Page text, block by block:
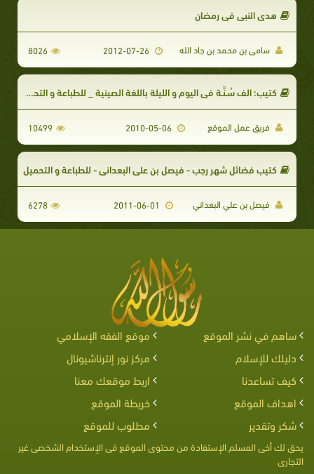
هدى النبى فى رمضان
سامى بن محمد بن جاد الله 8026
كتيب: الف سُـنَّـة في اليوم و الليلة باللغة الصينية _ للطباعة و التحميل
فريق عمل الموقع 10499
كتيب فضائل شهر رجب - فيصل بن علي البعداني - للطباعة و التحميل
فيصل بن علي البعداني 6278
ساهم في نشر الموقع
موقع الفقه الإسلامي
دليلك للإسلام
مركز نور إنترناشيونال
كيف تساعدنا
اربط موقعك معنا
اهداف الموقع
خريطة الموقع
شكر وتقدير
مطلوب للموقع
يحق لك أخى المسلم الإستفادة من محتوى الموقع فى الإستخدام الشخصى غير
التجارى